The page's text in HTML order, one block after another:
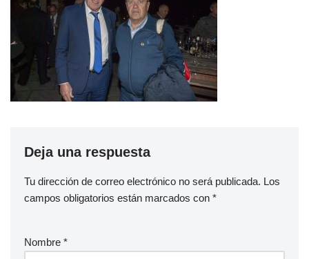
Deja una respuesta
Tu dirección de correo electrónico no será publicada. Los
campos obligatorios están marcados con *
Nombre *